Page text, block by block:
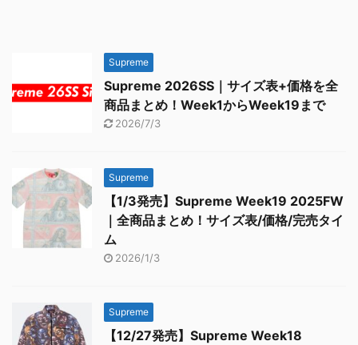
Supreme
Supreme 2026SS｜サイズ表+価格を全
商品まとめ！Week1からWeek19まで
2026/7/3
Supreme
【1/3発売】Supreme Week19 2025FW
｜全商品まとめ！サイズ表/価格/完売タイ
ム
2026/1/3
Supreme
【12/27発売】Supreme Week18